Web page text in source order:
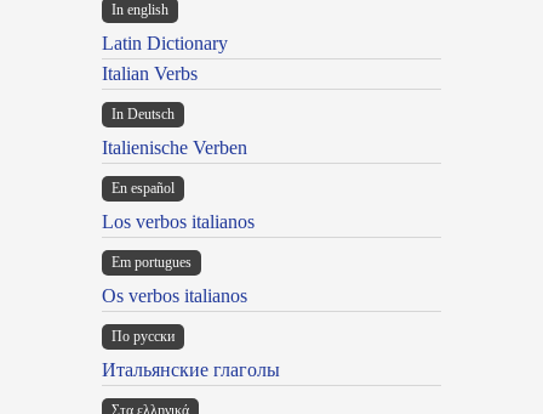
In english
Latin Dictionary
Italian Verbs
In Deutsch
Italienische Verben
En español
Los verbos italianos
Em portugues
Os verbos italianos
По русски
Итальянские глаголы